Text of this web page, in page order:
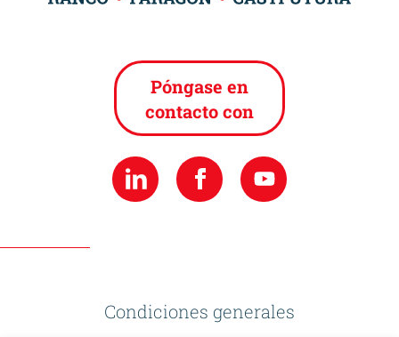
Póngase en
contacto con
Condiciones generales